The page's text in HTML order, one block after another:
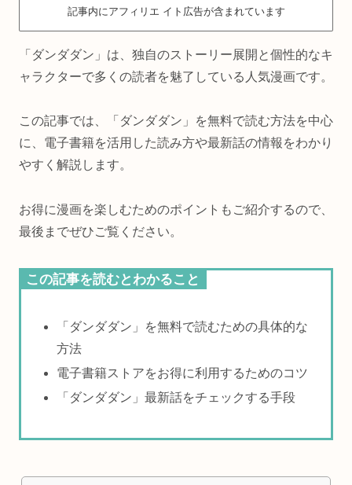
記事内にアフィリエ イト広告が含まれています
「ダンダダン」は、独自のストーリー展開と個性的なキ
ャラクターで多くの読者を魅了している人気漫画です。
この記事では、「ダンダダン」を無料で読む方法を中心
に、電子書籍を活用した読み方や最新話の情報をわかり
やすく解説します。
お得に漫画を楽しむためのポイントもご紹介するので、
最後までぜひご覧ください。
この記事を読むとわかること
「ダンダダン」を無料で読むための具体的な
方法
電子書籍ストアをお得に利用するためのコツ
「ダンダダン」最新話をチェックする手段